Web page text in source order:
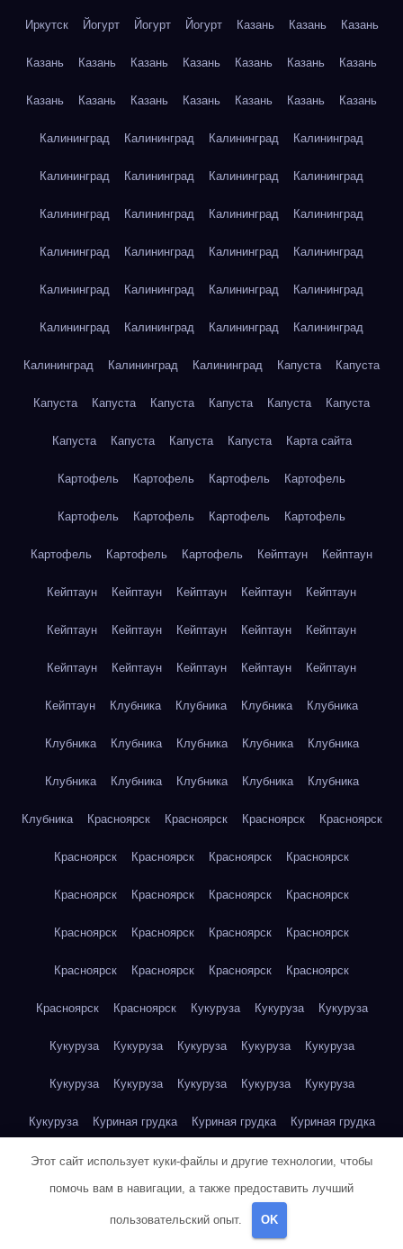
Иркутск Йогурт Йогурт Йогурт Казань Казань Казань
Казань Казань Казань Казань Казань Казань Казань
Казань Казань Казань Казань Казань Казань Казань
Калининград Калининград Калининград Калининград
Калининград Калининград Калининград Калининград
Калининград Калининград Калининград Калининград
Калининград Калининград Калининград Калининград
Калининград Калининград Калининград Калининград
Калининград Калининград Калининград Калининград
Калининград Калининград Калининград Капуста Капуста
Капуста Капуста Капуста Капуста Капуста Капуста
Капуста Капуста Капуста Капуста Карта сайта
Картофель Картофель Картофель Картофель
Картофель Картофель Картофель Картофель
Картофель Картофель Картофель Кейптаун Кейптаун
Кейптаун Кейптаун Кейптаун Кейптаун Кейптаун
Кейптаун Кейптаун Кейптаун Кейптаун Кейптаун
Кейптаун Кейптаун Кейптаун Кейптаун Кейптаун
Кейптаун Клубника Клубника Клубника Клубника
Клубника Клубника Клубника Клубника Клубника
Клубника Клубника Клубника Клубника Клубника
Клубника Красноярск Красноярск Красноярск Красноярск
Красноярск Красноярск Красноярск Красноярск
Красноярск Красноярск Красноярск Красноярск
Красноярск Красноярск Красноярск Красноярск
Красноярск Красноярск Красноярск Красноярск
Красноярск Красноярск Кукуруза Кукуруза Кукуруза
Кукуруза Кукуруза Кукуруза Кукуруза Кукуруза
Кукуруза Кукуруза Кукуруза Кукуруза Кукуруза
Кукуруза Куриная грудка Куриная грудка Куриная грудка
Куриная грудка Куриная грудка Куриная грудка
Куриная грудка Куриная грудка
Куриная грудка
Этот сайт использует куки-файлы и другие технологии, чтобы
помочь вам в навигации, а также предоставить лучший
пользовательский опыт. OK